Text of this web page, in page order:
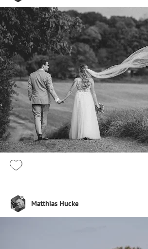
Matthias Hucke